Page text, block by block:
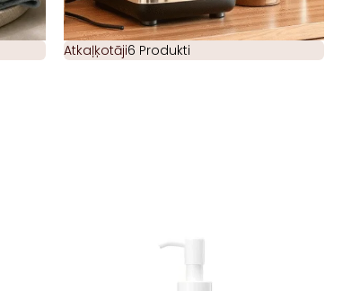
Atkaļķotāji6 Produkti